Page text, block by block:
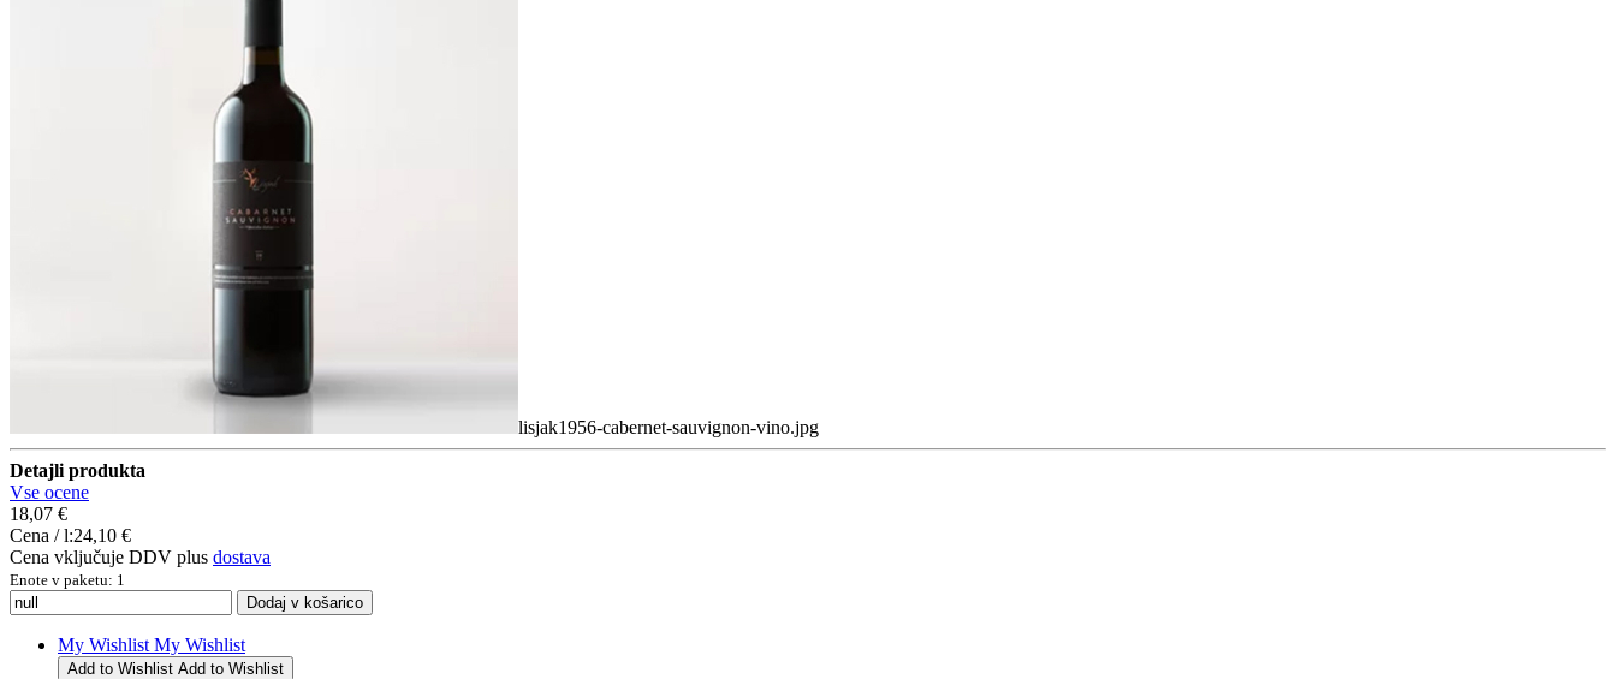
lisjak1956-cabernet-sauvignon-vino.jpg
Detajli produkta
Vse ocene
18,07 €
Cena / l:24,10 €
Cena vključuje DDV plus dostava
Enote v paketu: 1
My Wishlist My Wishlist
Add to Wishlist Add to Wishlist